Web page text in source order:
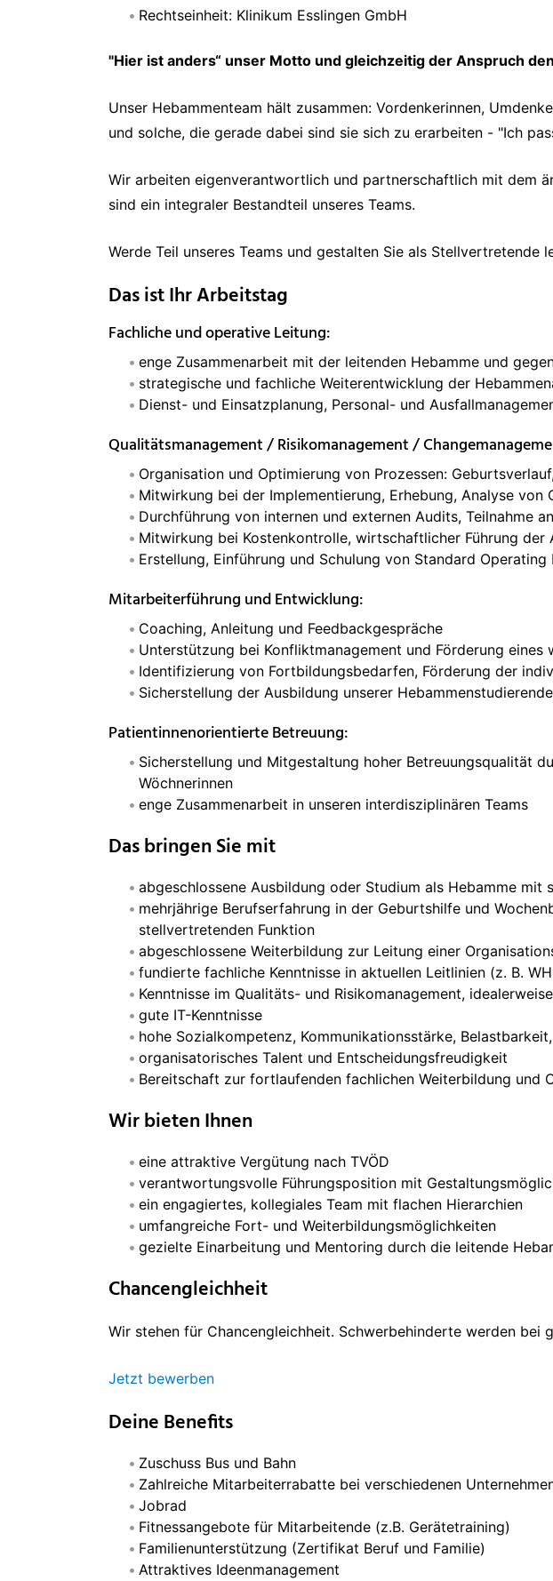
Rechtseinheit: Klinikum Esslingen GmbH
"Hier ist anders“ unser Motto und gleichzeitig der Anspruch
Unser Hebammenteam hält zusammen: Vordenkerinnen,
und solche, die gerade dabei sind sie sich zu erarbeiten - "Ich
Wir arbeiten eigenverantwortlich und partnerschaftlich mit dem
sind ein integraler Bestandteil unseres Teams.
Werde Teil unseres Teams und gestalten Sie als
Das ist Ihr Arbeitstag
Fachliche und operative Leitung:
enge Zusammenarbeit mit der leitenden Hebamme und
strategische und fachliche Weiterentwicklung der
Dienst- und Einsatzplanung, Personal- und
Qualitätsmanagement / Risikomanagement /
Organisation und Optimierung von Prozessen:
Mitwirkung bei der Implementierung, Erhebung, Analyse
Durchführung von internen und externen Audits, Teilnahme
Mitwirkung bei Kostenkontrolle, wirtschaftlicher Führung der
Erstellung, Einführung und Schulung von Standard Operating
Mitarbeiterführung und Entwicklung:
Coaching, Anleitung und Feedbackgespräche
Unterstützung bei Konfliktmanagement und Förderung
Identifizierung von Fortbildungsbedarfen, Förderung der
Sicherstellung der Ausbildung unserer
Patientinnenorientierte Betreuung:
Sicherstellung und Mitgestaltung hoher Betreuungsqualität
Wöchnerinnen
enge Zusammenarbeit in unseren interdisziplinären Teams
Das bringen Sie mit
abgeschlossene Ausbildung oder Studium als Hebamme mit
mehrjährige Berufserfahrung in der Geburtshilfe und
stellvertretenden Funktion
abgeschlossene Weiterbildung zur Leitung einer
fundierte fachliche Kenntnisse in aktuellen Leitlinien (z. B.
Kenntnisse im Qualitäts- und Risikomanagement,
gute IT-Kenntnisse
hohe Sozialkompetenz, Kommunikationsstärke,
organisatorisches Talent und Entscheidungsfreudigkeit
Bereitschaft zur fortlaufenden fachlichen Weiterbildung und
Wir bieten Ihnen
eine attraktive Vergütung nach TVÖD
verantwortungsvolle Führungsposition mit
ein engagiertes, kollegiales Team mit flachen Hierarchien
umfangreiche Fort- und Weiterbildungsmöglichkeiten
gezielte Einarbeitung und Mentoring durch die leitende
Chancengleichheit
Wir stehen für Chancengleichheit. Schwerbehinderte werden bei
Jetzt bewerben
Deine Benefits
Zuschuss Bus und Bahn
Zahlreiche Mitarbeiterrabatte bei verschiedenen
Jobrad
Fitnessangebote für Mitarbeitende (z.B. Gerätetraining)
Familienunterstützung (Zertifikat Beruf und Familie)
Attraktives Ideenmanagement